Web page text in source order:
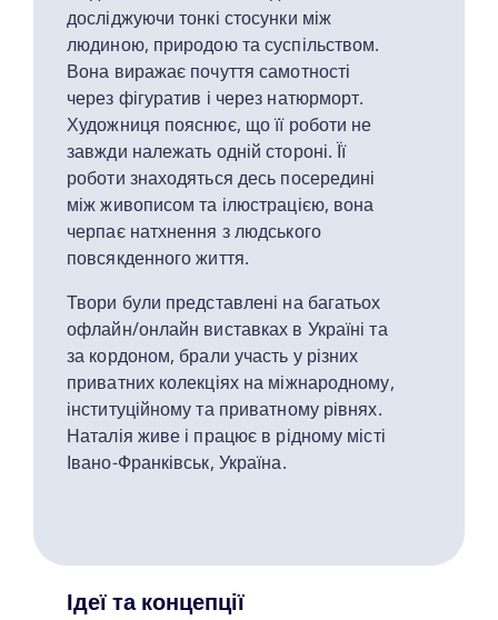
досліджуючи тонкі стосунки між
людиною, природою та суспільством.
Вона виражає почуття самотності
через фігуратив і через натюрморт.
Художниця пояснює, що її роботи не
завжди належать одній стороні. Її
роботи знаходяться десь посередині
між живописом та ілюстрацією, вона
черпає натхнення з людського
повсякденного життя.
Твори були представлені на багатьох
офлайн/онлайн виставках в Україні та
за кордоном, брали участь у різних
приватних колекціях на міжнародному,
інституційному та приватному рівнях.
Наталія живе і працює в рідному місті
Івано-Франківськ, Україна.
Ідеї та концепції